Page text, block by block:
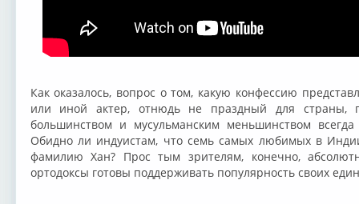
Как оказалось, вопрос о том, какую конфессию
или иной актер, отнюдь не праздный для страны,
большинством и мусульманским меньшинством
Обидно ли индуистам, что семь самых любимых в
фамилию Хан? Прос тым зрителям, конечно,
ортодоксы готовы поддерживать популярность своих